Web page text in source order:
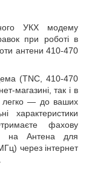
УКХ модему
при роботі в
антени 410-470
(TNC, 410-470
магазині, так і в
легко — до ваших
характеристики
фахову
на Антена для
через інтернет